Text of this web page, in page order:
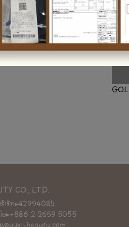
CO., LTD.
ริษัท▸42994085
อ▸+886 2 2659 5055
beauty.com